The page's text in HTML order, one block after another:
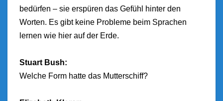
bedürfen – sie erspüren das Gefühl hinter den
Worten. Es gibt keine Probleme beim Sprachen
lernen wie hier auf der Erde.
Stuart Bush:
Welche Form hatte das Mutterschiff?